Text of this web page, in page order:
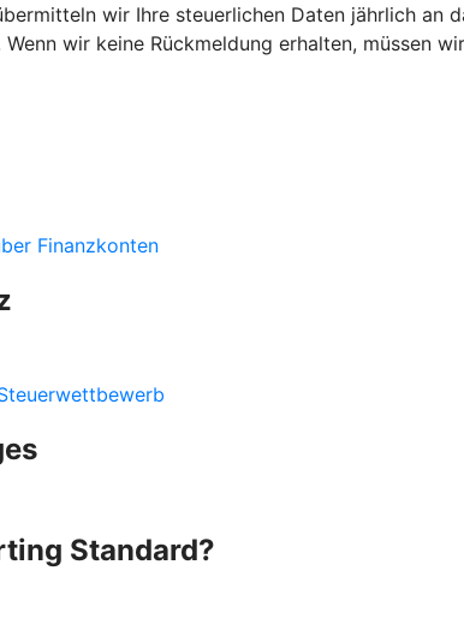
wir Ihre steuerlichen Daten jährlich an
wir keine Rückmeldung erhalten, müssen
Finanzkonten
Standard?